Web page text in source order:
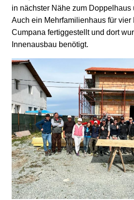
in nächster Nähe zum Doppelhaus
Auch ein Mehrfamilienhaus für vier
Cumpana fertiggestellt und dort
Innenausbau benötigt.